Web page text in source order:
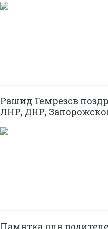
Рашид Темрезов
ЛНР, ДНР,
Памятка для